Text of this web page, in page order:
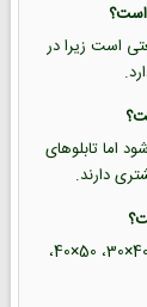
است زیرا در
اما تابلوهای
ابعاد رایج تابلوهای ایمنی شامل 10×7، 20×15، 30×25، 40×30، 50×40،